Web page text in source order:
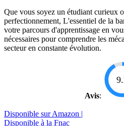
Que vous soyez un étudiant curieux
perfectionnement, L'essentiel de la
votre parcours d'apprentissage en
nécessaires pour comprendre les
secteur en constante évolution.
Avis:
Disponible sur Amazon |
Disponible à la Fnac